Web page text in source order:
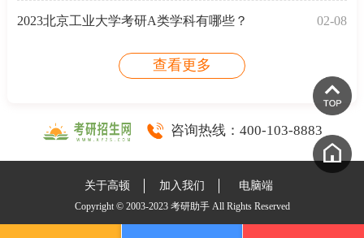
2023北京工业大学考研A类学科有哪些？ 02-08
查看更多
咨询热线：400-103-8883
关于高顿 加入我们 电脑端
Copyright © 2003-2023 考研助手 All Rights Reserved